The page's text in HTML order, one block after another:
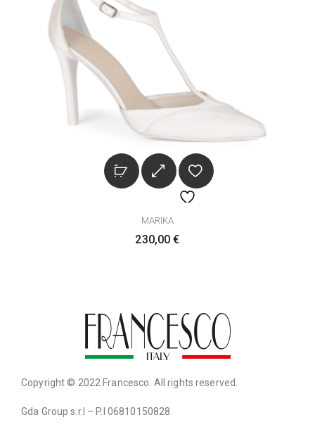
MARIKA
230,00€
Copyright © 2022 Francesco. All rights reserved.
Gda Group s.r.l – P.I 06810150828